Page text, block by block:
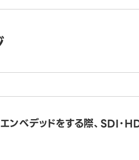
べデッドをする際、SDI・